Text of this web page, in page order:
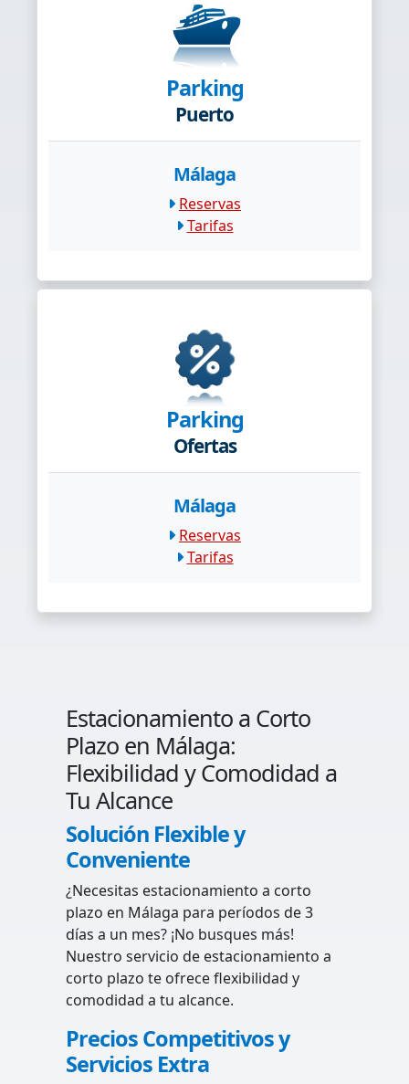
Parking
Puerto
Málaga
Reservas
Tarifas
Parking
Ofertas
Málaga
Reservas
Tarifas
Estacionamiento a Corto
Plazo en Málaga:
Flexibilidad y Comodidad a
Tu Alcance
Solución Flexible y
Conveniente
¿Necesitas estacionamiento a corto
plazo en Málaga para períodos de 3
días a un mes? ¡No busques más!
Nuestro servicio de estacionamiento a
corto plazo te ofrece flexibilidad y
comodidad a tu alcance.
Precios Competitivos y
Servicios Extra